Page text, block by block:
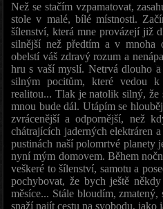
Než se stačím vzpamatovat,
stole v malé, bílé místnosti.
šílenství, která mne provázejí již
silnější než předtím a v mnoha
obelstí váš zdravý rozum a
hru s vaší myslí. Netrvá dlouho
silným pocitům, které vedou k
realitou... Tlak je natolik silný, že
mnou bude dál. Utápím se
zvrácenější a odpornější, než
chátrajících jaderných elektráren
pustinách naší polomrtvé planety
nyní mým domovem. Během
veškeré to šílenství, samotu a
pochybovat, že bych ještě
měsíce... Stále bloudím,
snaží najít cestu na svobodu, jako